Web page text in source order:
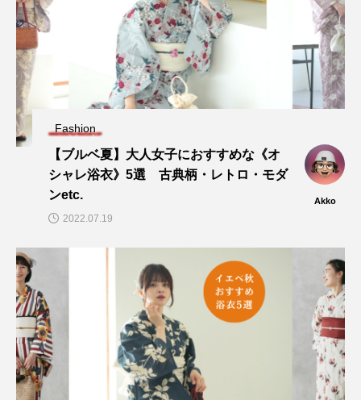
Fashion
【ブルベ夏】大人女子におすすめな《オ
シャレ浴衣》5選 古典柄・レトロ・モダ
ンetc.
Akko
2022.07.19